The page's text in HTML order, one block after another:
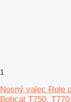
1
Nosný valec Role
Bobcat T750,